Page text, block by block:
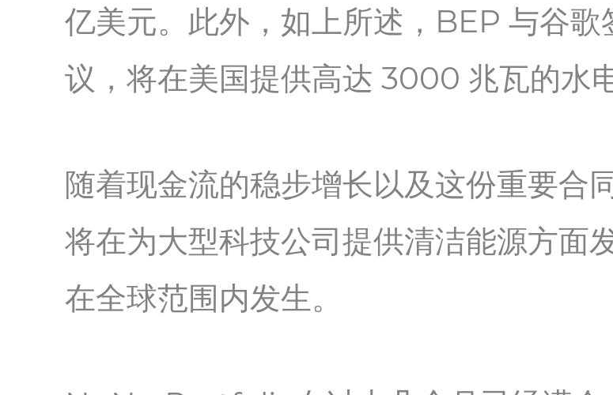
亿美元。此外，如上所述，BEP 与谷歌
议，将在美国提供高达 3000 兆瓦的水电
随着现金流的稳步增长以及这份重要合
将在为大型科技公司提供清洁能源方面
在全球范围内发生。